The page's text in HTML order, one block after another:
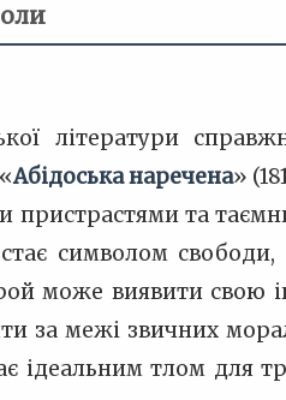
літератури
Абідоська наречена»
пристрастями та
символом свободи,
може виявити свою
за межі звичних
тлом для